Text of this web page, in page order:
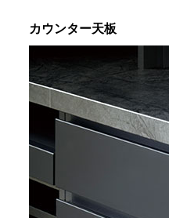
カウンター天板